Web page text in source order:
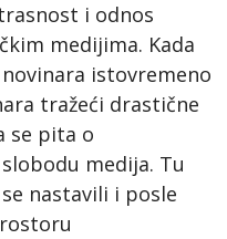
i odnos
medijima. Kada
istovremeno
tražeći drastične
se pita o
medija. Tu
nastavili i posle